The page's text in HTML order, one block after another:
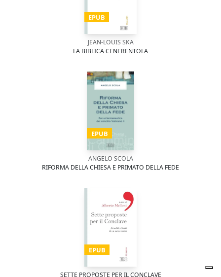
EPUB
JEAN-LOUIS SKA
LA BIBLICA CENERENTOLA
EPUB
ANGELO SCOLA
RIFORMA DELLA CHIESA E PRIMATO DELLA FEDE
EPUB
SETTE PROPOSTE PER IL CONCLAVE